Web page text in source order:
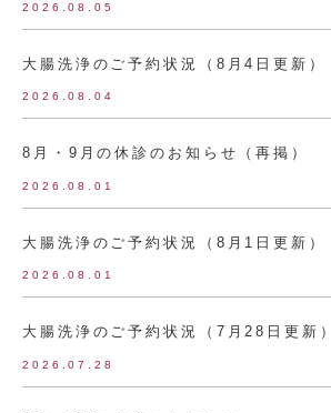
2026.08.05
大腸洗浄のご予約状況（8月4日更新）
2026.08.04
8月・9月の休診のお知らせ（再掲）
2026.08.01
大腸洗浄のご予約状況（8月1日更新）
2026.08.01
大腸洗浄のご予約状況（7月28日更新）
2026.07.28